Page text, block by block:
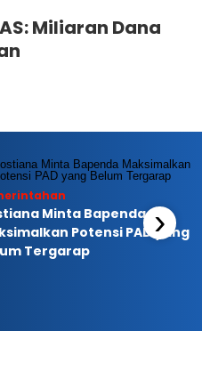
Miliaran Dana
Minta Bapenda
Potensi PAD yang
Tergarap
›